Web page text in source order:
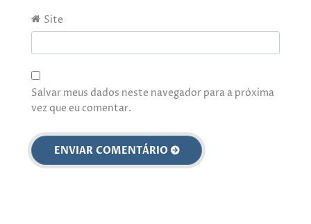
Site
Salvar meus dados neste navegador para a próxima
vez que eu comentar.